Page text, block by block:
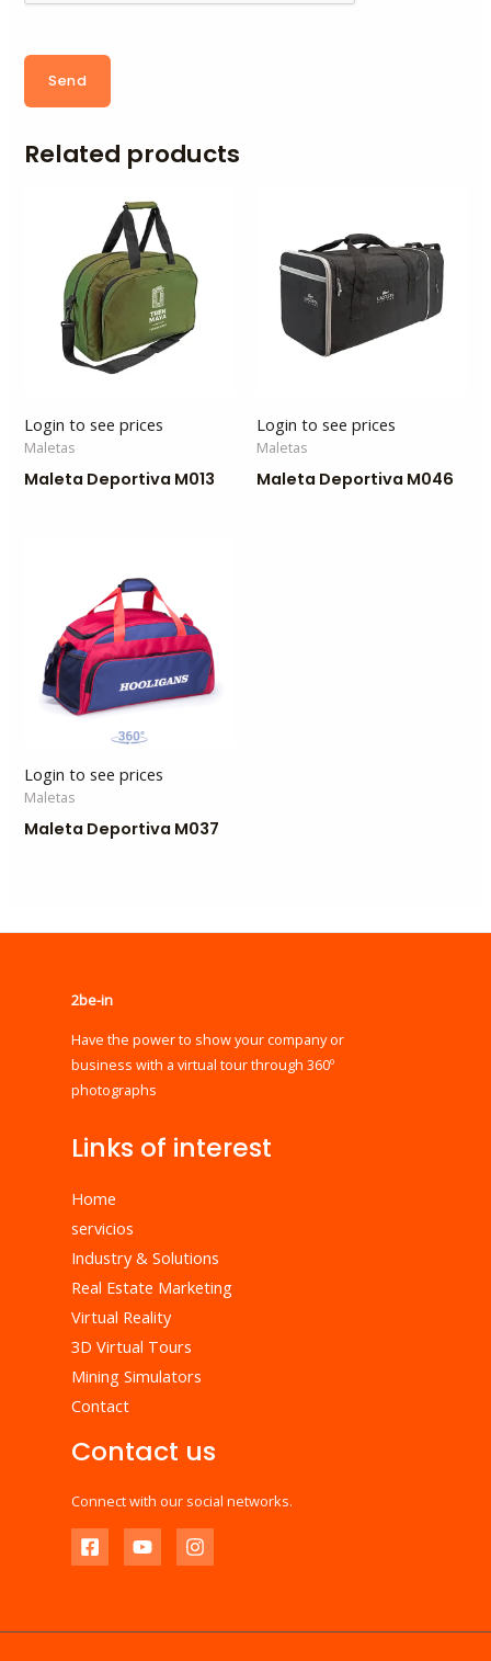
Send
Related products
Login to see prices
Maletas
Maleta Deportiva M013
Login to see prices
Maletas
Maleta Deportiva M046
Login to see prices
Maletas
Maleta Deportiva M037
2be-in
Have the power to show your company or
business with a virtual tour through 360º
photographs
Links of interest
Home
servicios
Industry & Solutions
Real Estate Marketing
Virtual Reality
3D Virtual Tours
Mining Simulators
Contact
Contact us
Connect with our social networks.